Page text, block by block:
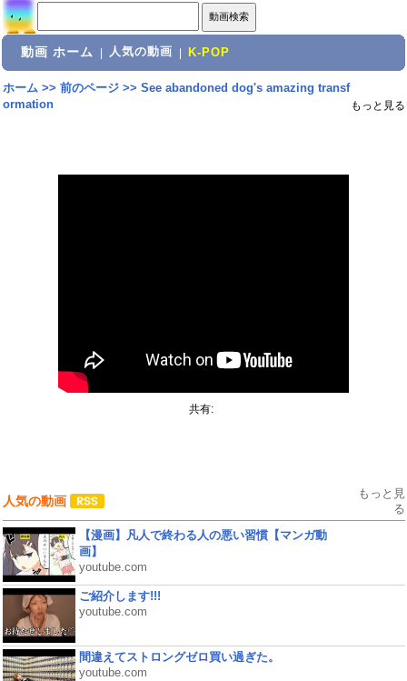
動画 ホーム 人気の動画 K-POP
ホーム>> 前のページ>> See abandoned dog's amazing transf
ormation
もっと見る
共有:
人気の動画
もっと見
る
【漫画】凡人で終わる人の悪い習慣【マンガ動
画】
youtube.com
ご紹介します!!!
youtube.com
間違えてストロングゼロ買い過ぎた。
youtube.com